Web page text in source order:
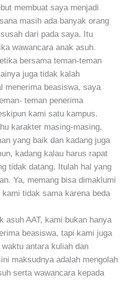
membuat saya menjadi
masih ada banyak orang
dari pada saya. Itu
wawancara anak asuh.
bersama teman-teman
juga tidak kalah
menerima beasiswa, saya
teman penerima
kami satu kampus.
karakter masing-masing,
yang baik dan kadang juga
kadang kalau harus rapat
tidak datang. Itulah hal yang
Ya, memang bisa dimaklumi
tidak sama karena beda
asuh AAT, kami bukan hanya
beasiswa, tapi kami juga
antara kuliah dan
maksudnya adalah mengolah
serta wawancara kepada